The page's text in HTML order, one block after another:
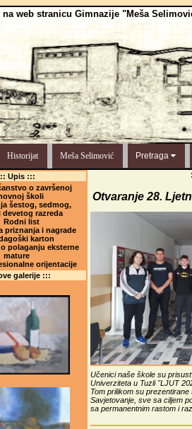
na web stranicu Gimnazije "Meša
Historijat Meša Selimović Pretraga
Upis :::
o završenoj
školi
šestog, sedmog,
devetog razreda
Rodni list
priznanja i nagrade
karton
polaganju eksterne
mature
orijentacije
galerije :::
Otvaranje 28.
Učenici naše škole su
Univerziteta u Tuzli "LJUT
Tom prilikom su
Savjetovanje, sve sa ciljem
sa permanentnim rastom i